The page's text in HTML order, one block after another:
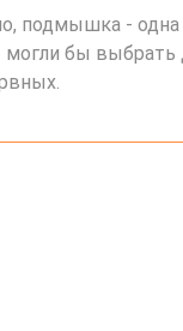
подмышка -
бы выбрать